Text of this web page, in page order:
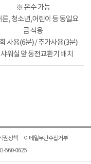
※ 온수 가능
, 청소년,어린이 등 동일요
금 적용
사용(6분) / 추가사용(3분)
워실 앞 동전교환기 배치
권정책
이메일무단수집거부
560-0625